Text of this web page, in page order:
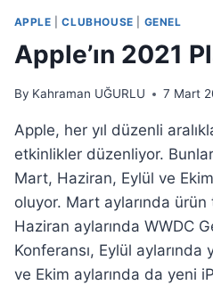
APPLE |CLUBHOUSE GENEL
Apple’ın 2021
By Kahraman UĞURLU 7 Mart
Apple, her yıl düzenli
etkinlikler düzenliyor.
Mart, Haziran, Eylül ve
oluyor. Mart aylarında ürün
Haziran aylarında WWDC
Konferansı, Eylül aylarında
ve Ekim aylarında da yeni